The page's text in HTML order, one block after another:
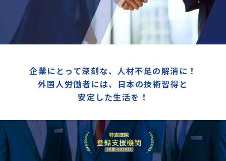
企業にとって深刻な、人材不足の解消に！
外国人労働者には、日本の技術習得と
安定した生活を！